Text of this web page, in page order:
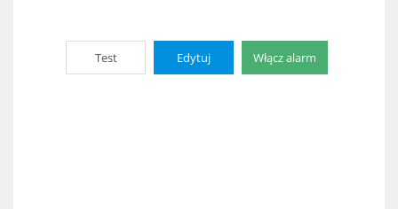
Test Edytuj Włącz alarm